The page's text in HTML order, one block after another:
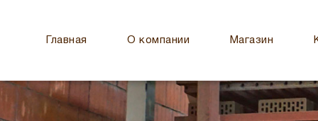
Главная О компании Магазин